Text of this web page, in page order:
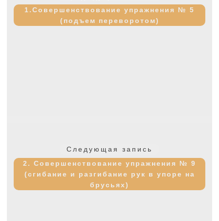
запись:
1.Совершенствование упражнения № 5
(подъем переворотом)
Следующая запись
запись:
2. Совершенствование упражнения № 9
(сгибание и разгибание рук в упоре на
брусьях)